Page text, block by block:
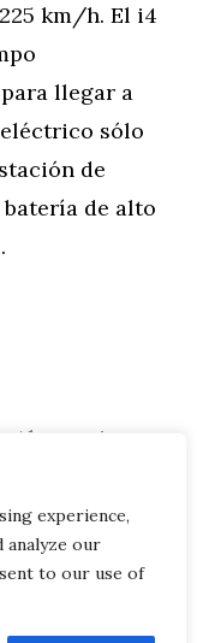
experience,
analyze our
to our use of
km/h. El i4
llegar a
sólo
de
de alto
ahora